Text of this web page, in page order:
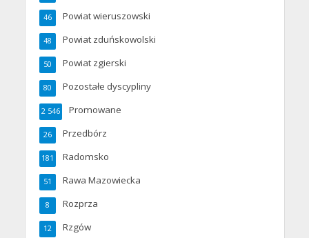
Powiat wieruszowski
46
Powiat zduńskowolski
48
Powiat zgierski
50
Pozostałe dyscypliny
80
Promowane
2 546
Przedbórz
26
Radomsko
181
Rawa Mazowiecka
51
Rozprza
8
Rzgów
12